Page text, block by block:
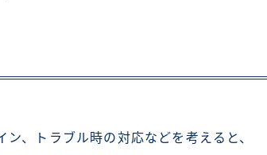
、トラブル時の対応などを考えると、